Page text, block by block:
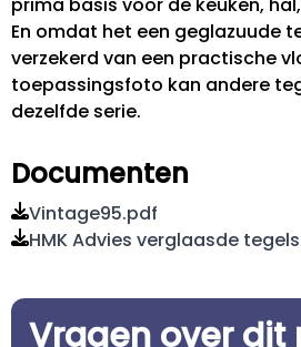
En omdat het een geglazuude
verzekerd van een practische
toepassingsfoto kan andere
dezelfde serie.
Documenten
Vintage95.pdf
HMK Advies verglaasde
Vragen over dit